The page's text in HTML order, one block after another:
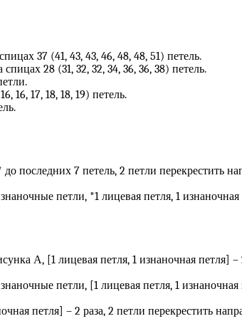
37 (41, 43, 43, 46, 48, 48, 51) петель.
28 (31, 32, 32, 34, 36, 36, 38) петель.
16, 17, 18, 18, 19) петель.
последних 7 петель, 2 петли перекрестить
петли, *1 лицевая петля, 1
А, [1 лицевая петля, 1 изнаночная петля] –
петли, [1 лицевая петля, 1
петля] – 2 раза, 2 петли перекрестить